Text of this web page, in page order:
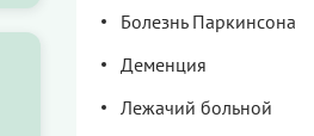
Болезнь Паркинсона
Деменция
Лежачий больной